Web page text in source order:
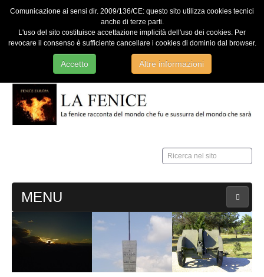
Comunicazione ai sensi dir. 2009/136/CE: questo sito utilizza cookies tecnici
anche di terze parti.
L'uso del sito costituisce accettazione implicità dell'uso dei cookies. Per
revocare il consenso è sufficiente cancellare i cookies di dominio dal browser.
Accetto Altre informazioni
Ricerca
nel
MENU
HOME